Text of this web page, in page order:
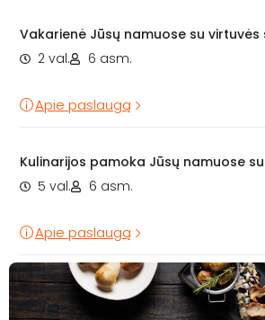
Vakarienė Jūsų namuose su virtuvės
2 val.
6 asm.
Apie paslaugą
Kulinarijos pamoka Jūsų namuose
5 val.
6 asm.
Apie paslaugą